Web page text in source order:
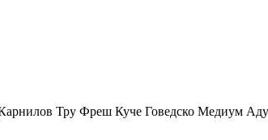
Тру Фреш Куче Говедско Медиум